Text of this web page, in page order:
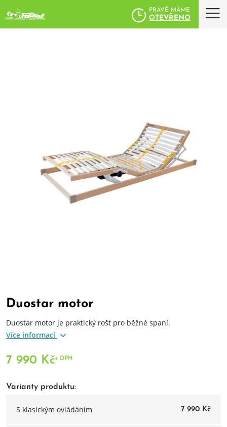
PRÁVĚ MÁME
OTEVŘENO
Duostar motor
Duostar motor je praktický rošt pro běžné spaní.
Více informací
7 990 Kčs DPH
Varianty produktu:
S klasickým ovládáním 7 990 Kč